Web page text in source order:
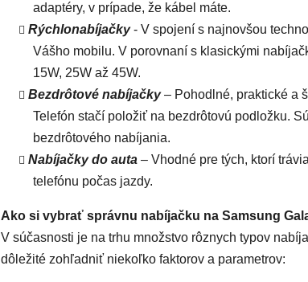
adaptéry, v prípade, že kábel máte.
Rýchlonabíjačky- V spojení s najnovšou
Vášho mobilu. V porovnaní s klasickými
15W, 25W až 45W.
Bezdrôtové nabíjačky– Pohodlné, praktické a
Telefón stačí položiť na bezdrôtovú podložku.
bezdrôtového nabíjania.
Nabíjačky do auta – Vhodné pre tých, ktorí
telefónu počas jazdy.
Ako si vybrať správnu nabíjačku na Samsung
V súčasnosti je na trhu množstvo rôznych typov
dôležité zohľadniť niekoľko faktorov a parametrov: